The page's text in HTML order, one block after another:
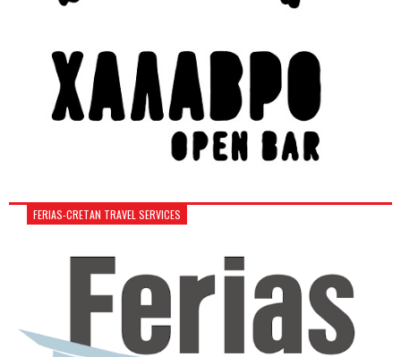
FERIAS-CRETAN TRAVEL SERVICES